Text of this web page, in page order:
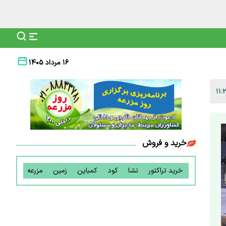
۱۶ مرداد ۱۴۰۵
خرید و فروش
خرید تراکتور نشا کود کمباین زمین مزرعه